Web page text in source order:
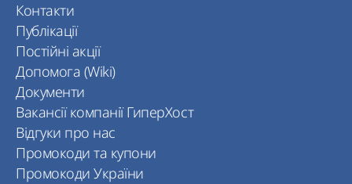
Контакти
Публікації
Постійні акції
Допомога (Wiki)
Документи
Вакансії компанії ГиперХост
Відгуки про нас
Промокоди та купони
Промокоди України